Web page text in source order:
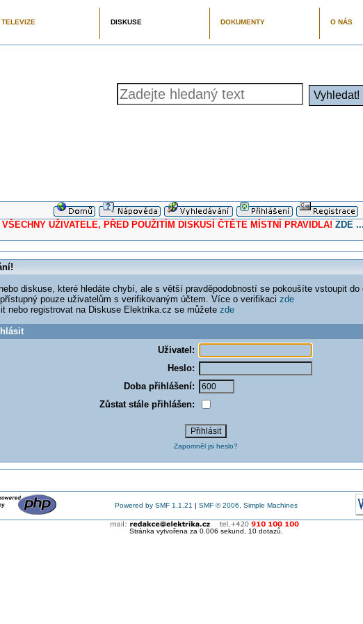
TELEVIZE DISKUSE DOKUMENTY O NÁS
UŽIVATELE, PŘED POUŽITÍM DISKUSÍ ČTĚTE MÍSTNÍ PRAVIDLA! ZDE
diskuse, které hledáte chybí, ale s větší pravděpodobností se pokoušíte vstoupit do
pouze uživatelům s verifikovaným účtem. Více o verifikaci zde
nebo registrovat na Diskuse Elektrika.cz se můžete zde
Uživatel:
Heslo:
Doba přihlášení:
Zůstat stále přihlášen:
Zapomněl jsi heslo?
Powered by SMF 1.1.21 | SMF © 2006, Simple Machines
Stránka vytvořena za 0.006 sekund, 10 dotazů.